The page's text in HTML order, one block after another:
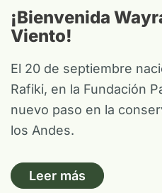
¡Bienvenida
Viento!
El 20 de septiembre
Rafiki, en la Fundación
nuevo paso en la
los Andes.
Leer más